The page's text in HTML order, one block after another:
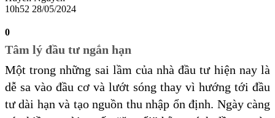
10h52 28/05/2024
0
Tâm lý đầu tư ngắn hạn
Một trong những sai lầm của nhà đầu tư hiện nay là
dễ sa vào đầu cơ và lướt sóng thay vì hướng tới đầu
tư dài hạn và tạo nguồn thu nhập ổn định. Ngày càng